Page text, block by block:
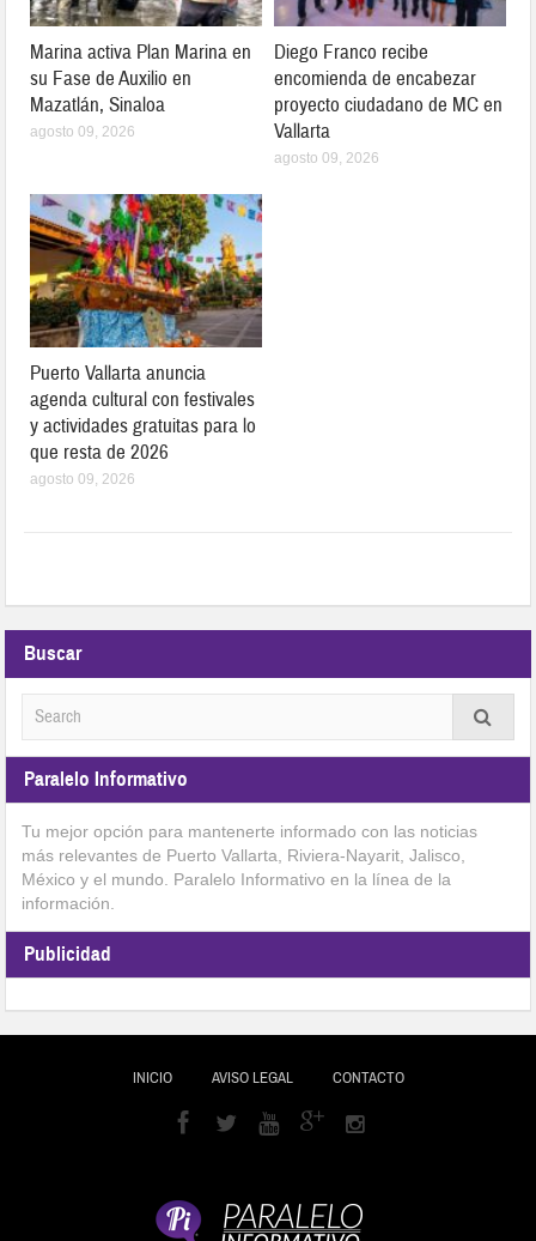
Marina activa Plan Marina en
su Fase de Auxilio en
Mazatlán, Sinaloa
agosto 09, 2026
Diego Franco recibe
encomienda de encabezar
proyecto ciudadano de MC en
Vallarta
agosto 09, 2026
Puerto Vallarta anuncia
agenda cultural con festivales
y actividades gratuitas para lo
que resta de 2026
agosto 09, 2026
Buscar
Paralelo Informativo
Tu mejor opción para mantenerte informado con las noticias
más relevantes de Puerto Vallarta, Riviera-Nayarit, Jalisco,
México y el mundo. Paralelo Informativo en la línea de la
información.
Publicidad
INICIO AVISO LEGAL CONTACTO